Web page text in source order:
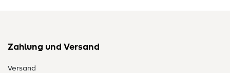
Zahlung und Versand
Versand